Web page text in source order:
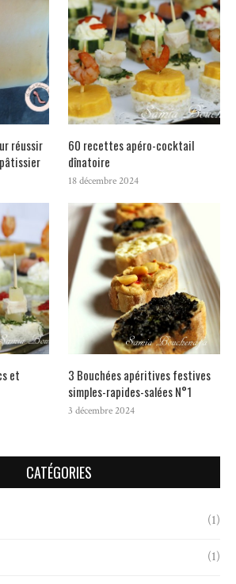
réussir
60 recettes apéro-cocktail
dînatoire
18 décembre 2024
et
3 Bouchées apéritives festives
simples-rapides-salées N°1
3 décembre 2024
CATÉGORIES
(1)
(1)